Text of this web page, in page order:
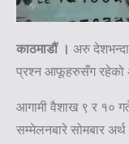
काठमाडौं । अरु देशभन्दा
प्रश्न आफूहरुसँग रहेको
आगामी वैशाख ९ र १०
सम्मेलनबारे सोमबार